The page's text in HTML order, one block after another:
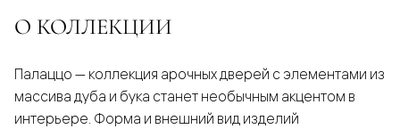
О КОЛЛЕКЦИИ
Палаццо — коллекция арочных дверей с элементами из
массива дуба и бука станет необычным акцентом в
интерьере. Форма и внешний вид изделий